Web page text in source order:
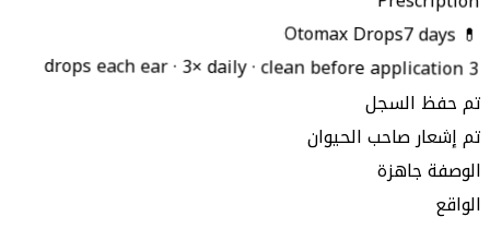
💊 Otomax Drops
7 days
3drops each ear · 3× daily · clean before application
تم حفظ السجل
تم إشعار صاحب الحيوان
الوصفة جاهزة
الواقع